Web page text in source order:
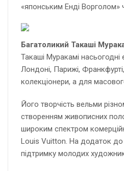
«японським Енді Ворголом»
Багатоликий Такаші
Такаші Муракамі
Лондоні, Парижі,
колекціонери, а для
Його творчість вельми
створенням живописних
широким спектром
Louis Vuitton. На додаток до
підтримку молодих